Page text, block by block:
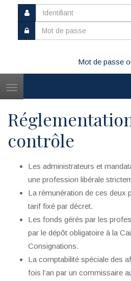
Mot de passe
Toggle
contrôle
Les administrateurs et
une profession libérale
La rémunération de ces deux
tarif fixé par décret.
Les fonds gérés par les
par le dépôt obligatoire à la
Consignations.
La comptabilité spéciale des
fois l’an par un commissaire